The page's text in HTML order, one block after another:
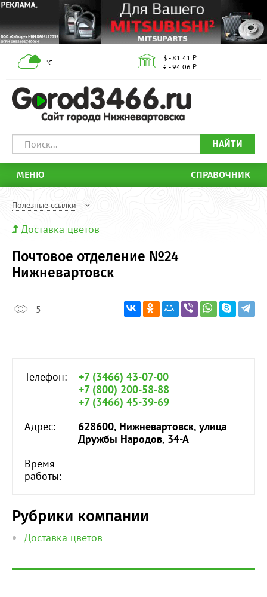
°С
$ - 81.41 ₽
€ - 94.06 ₽
НАЙТИ
МЕНЮ СПРАВОЧНИК
Полезные ссылки
Доставка цветов
Почтовое отделение №24
Нижневартовск
5
Телефон:
+7 (3466) 43-07-00
+7 (800) 200-58-88
+7 (3466) 45-39-69
Адрес:
628600, Нижневартовск, улица
Дружбы Народов, 34-А
Время
работы:
Рубрики компании
Доставка цветов